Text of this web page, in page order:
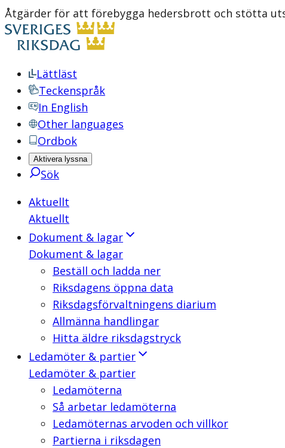
Åtgärder för att förebygga hedersbrott och stötta
Lättläst
Teckenspråk
In English
Other languages
Ordbok
Aktivera lyssna
Sök
Aktuellt
Aktuellt
Dokument & lagar
Dokument & lagar
Beställ och ladda ner
Riksdagens öppna data
Riksdagsförvaltningens diarium
Allmänna handlingar
Hitta äldre riksdagstryck
Ledamöter & partier
Ledamöter & partier
Ledamöterna
Så arbetar ledamöterna
Ledamöternas arvoden och villkor
Partierna i riksdagen